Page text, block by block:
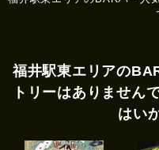
福井駅東エリアの
トリーはありません
はい